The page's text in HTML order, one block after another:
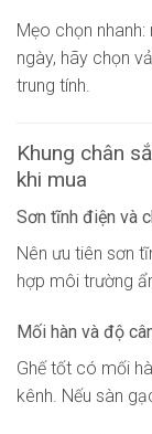
Mẹo chọn
ngày, hãy chọn
trung tính.
Khung chân
khi mua
Sơn tĩnh điện và
Nên ưu tiên sơn
hợp môi trường
Mối hàn và độ
Ghế tốt có mối
kênh. Nếu sàn